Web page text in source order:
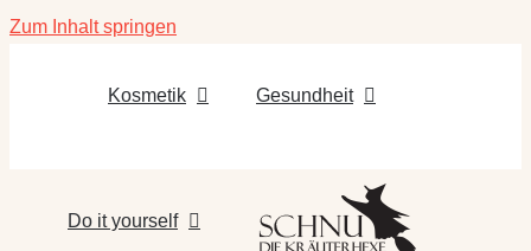
Zum Inhalt springen
Kosmetik Gesundheit
Do it yourself